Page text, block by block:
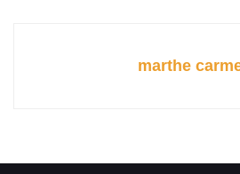
marthe